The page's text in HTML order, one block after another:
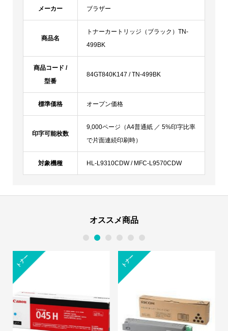
メーカー ブラザー
商品名
トナーカートリッジ（ブラック）TN-
499BK
商品コード /
型番
84GT840K147 / TN-499BK
標準価格 オープン価格
印字可能枚数
9,000ページ（A4普通紙 ／ 5%印字比率
で片面連続印刷時）
対象機種 HL-L9310CDW / MFC-L9570CDW
オススメ商品
トナー トナー
1 2 3 4 5 6